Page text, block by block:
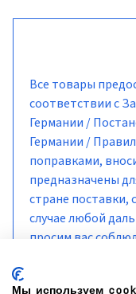
Все товары
соответствии с
Германии /
Германии /
поправками,
предназначены
стране поставки,
случае любой
просим вас
время меры
Мы используем